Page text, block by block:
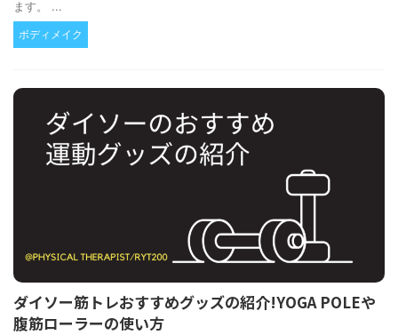
ます。 ...
ボディメイク
ダイソー筋トレおすすめグッズの紹介!YOGA POLEや
腹筋ローラーの使い方